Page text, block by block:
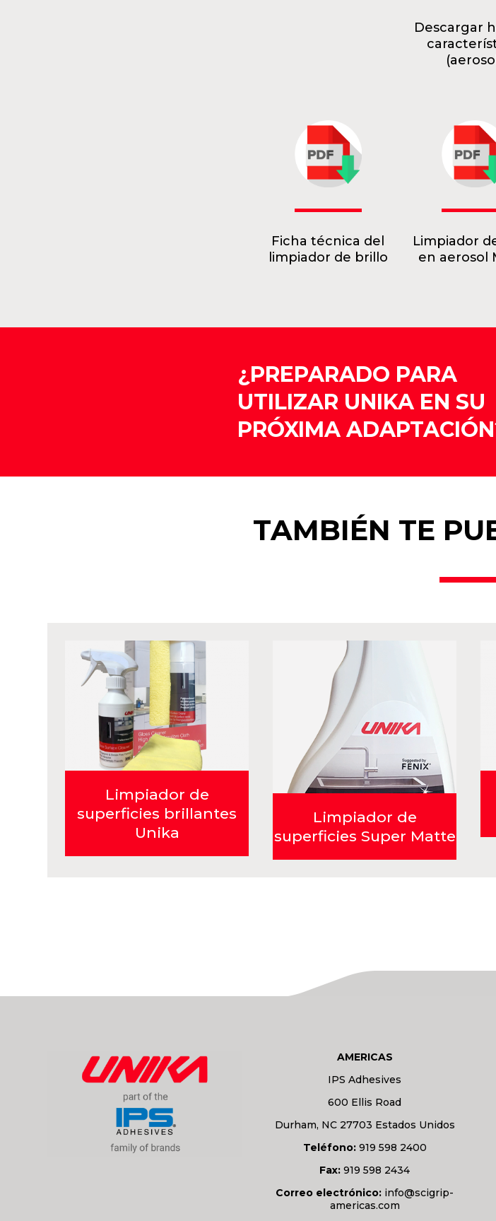
Descargar
Ficha técnica del
limpiador de brillo
Limpiador
en aerosol
¿PREPARADO PARA
UTILIZAR UNIKA EN SU
PRÓXIMA
TAMBIÉN TE
Limpiador de
superficies brillantes
Unika
Limpiador de
superficies Super Matte
AMERICAS
IPS Adhesives
600 Ellis Road
Durham, NC 27703 Estados Unidos
Teléfono:919 598 2400
Fax: 919 598 2434
Correo electrónico: info@scigrip-
americas.com